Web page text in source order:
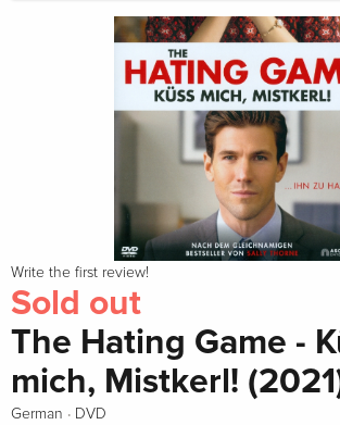
Write the first review!
Sold out
The Hating Game -
mich, Mistkerl!
German · DVD